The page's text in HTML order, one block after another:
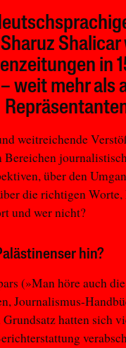
in
weit mehr als
weitreichende
über den
die richtigen
und wer nicht?
hin?
(»Man höre auch
Journalismus-
Grundsatz hatten sich